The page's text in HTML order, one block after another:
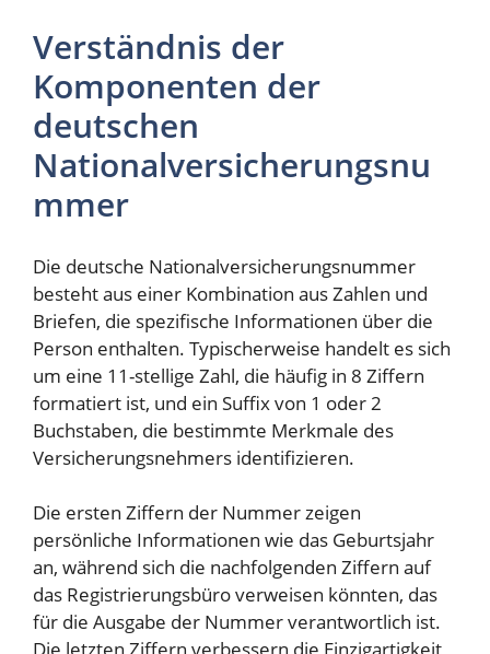
Verständnis der
Komponenten der
deutschen
Nationalversicherungsnu
mmer
Die deutsche Nationalversicherungsnummer
besteht aus einer Kombination aus Zahlen und
Briefen, die spezifische Informationen über die
Person enthalten. Typischerweise handelt es sich
um eine 11-stellige Zahl, die häufig in 8 Ziffern
formatiert ist, und ein Suffix von 1 oder 2
Buchstaben, die bestimmte Merkmale des
Versicherungsnehmers identifizieren.
Die ersten Ziffern der Nummer zeigen
persönliche Informationen wie das Geburtsjahr
an, während sich die nachfolgenden Ziffern auf
das Registrierungsbüro verweisen könnten, das
für die Ausgabe der Nummer verantwortlich ist.